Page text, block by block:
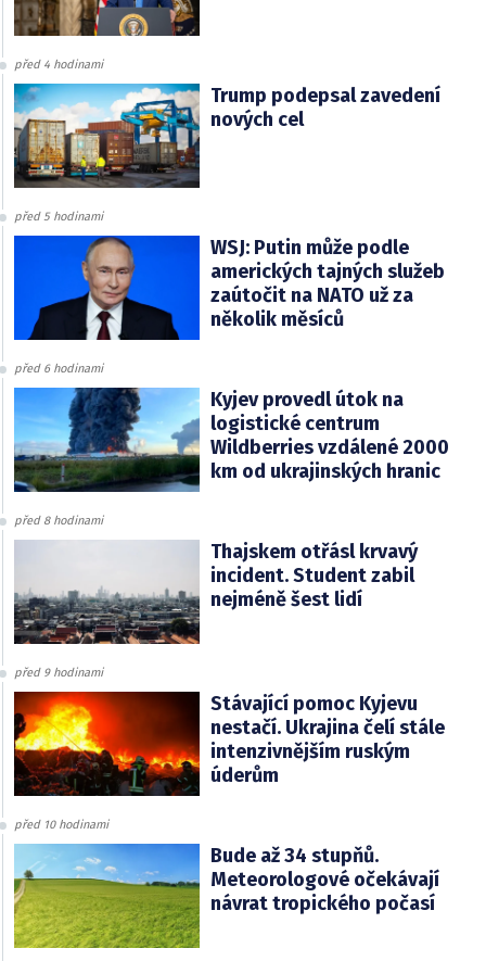
před 4 hodinami
Trump podepsal zavedení
nových cel
před 5 hodinami
WSJ: Putin může podle
amerických tajných služeb
zaútočit na NATO už za
několik měsíců
před 6 hodinami
Kyjev provedl útok na
logistické centrum
Wildberries vzdálené 2000
km od ukrajinských hranic
před 8 hodinami
Thajskem otřásl krvavý
incident. Student zabil
nejméně šest lidí
před 9 hodinami
Stávající pomoc Kyjevu
nestačí. Ukrajina čelí stále
intenzivnějším ruským
úderům
před 10 hodinami
Bude až 34 stupňů.
Meteorologové očekávají
návrat tropického počasí